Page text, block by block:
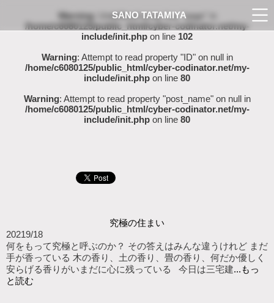
Warning: Undefined array key "page" in
/home/c6080125/public_html/cyber-codinator.net/my-
include/init.php on line 102
Warning: Attempt to read property "ID" on null in
/home/c6080125/public_html/cyber-codinator.net/my-
include/init.php on line 80
Warning: Attempt to read property "post_name" on null in
/home/c6080125/public_html/cyber-codinator.net/my-
include/init.php on line 80
究極の住まい
20219/18
何をもって究極と呼ぶのか？ その答えはみんな違うけれど まだ
手が香っている 木の香り、土の香り、畳の香り、何だか優しく
安らげる香りがいまだに心に残っている 今日は三宅建...もっ
と読む
SANO TATAMIYA